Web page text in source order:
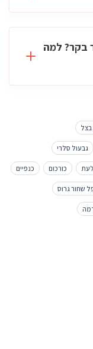
בקר? למה
גבעול סלרי
כורכום כנפיים
שחור גרוס